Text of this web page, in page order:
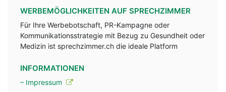
WERBEMÖGLICHKEITEN AUF SPRECHZIMMER
Für Ihre Werbebotschaft, PR-Kampagne oder
Kommunikationsstrategie mit Bezug zu Gesundheit oder
Medizin ist sprechzimmer.ch die ideale Platform
INFORMATIONEN
– Impressum